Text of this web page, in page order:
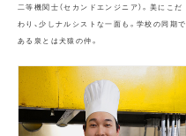
二等機関士（セカンドエンジニア）。美にこだ
わり、少しナルシストな一面も。学校の同期で
ある泉とは犬猿の仲。